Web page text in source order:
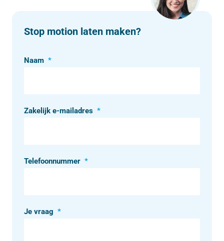
Stop motion laten maken?
Naam *
Zakelijk e-mailadres *
Telefoonnummer *
Je vraag *